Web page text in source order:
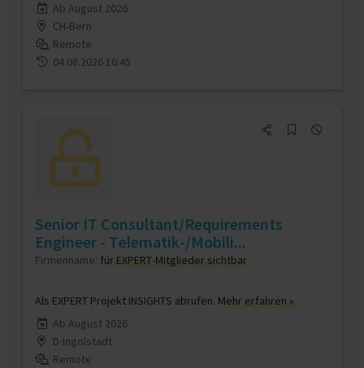
Ab August 2026
CH-Bern
Remote
04.08.2026 16:45
Senior IT Consultant/Requirements
Engineer - Telematik-/Mobili...
Firmenname: für EXPERT-Mitglieder sichtbar
Als EXPERT Projekt INSIGHTS abrufen. Mehr erfahren »
Ab August 2026
D-Ingolstadt
Remote